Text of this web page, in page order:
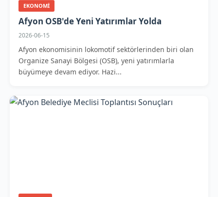
EKONOMI
Afyon OSB'de Yeni Yatırımlar Yolda
2026-06-15
Afyon ekonomisinin lokomotif sektörlerinden biri olan
Organize Sanayi Bölgesi (OSB), yeni yatırımlarla
büyümeye devam ediyor. Hazi...